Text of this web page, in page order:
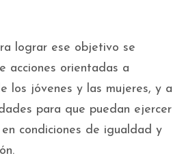
lograr ese objetivo se
acciones orientadas a
los jóvenes y las mujeres, y a
para que puedan ejercer
condiciones de igualdad y